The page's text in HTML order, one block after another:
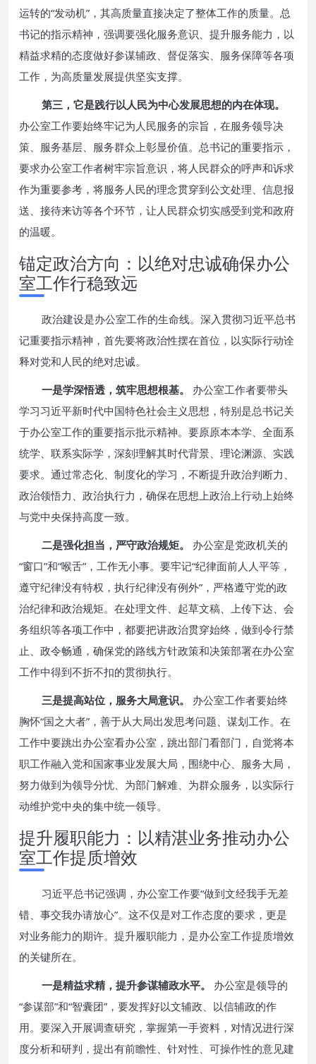
运转的“发动机”，其高质量直接决定了整体工作的质量。总
书记的指示精神，强调要强化服务意识、提升服务能力，以
精益求精的态度做好参谋辅政、督促落实、服务保障等各项
工作，为高质量发展提供坚实支撑。
第三，它是践行以人民为中心发展思想的内在体现。
办公室工作要始终牢记为人民服务的宗旨，在服务领导决
策、服务基层、服务群众上彰显价值。总书记的重要指示，
要求办公室工作者树牢宗旨意识，将人民群众的呼声和诉求
作为重要参考，将服务人民的理念贯穿到公文处理、信息报
送、接待来访等各个环节，让人民群众切实感受到党和政府
的温暖。
锚定政治方向：以绝对忠诚确保办公
室工作行稳致远
政治建设是办公室工作的生命线。深入贯彻习近平总书
记重要指示精神，首先要将政治性摆在首位，以实际行动诠
释对党和人民的绝对忠诚。
一是学深悟透，筑牢思想根基。
办公室工作者要带头
学习习近平新时代中国特色社会主义思想，特别是总书记关
于办公室工作的重要指示批示精神。要原原本本学、全面系
统学、联系实际学，深刻理解其时代背景、理论渊源、实践
要求。通过常态化、制度化的学习，不断提升政治判断力、
政治领悟力、政治执行力，确保在思想上政治上行动上始终
与党中央保持高度一致。
二是强化担当，严守政治规矩。
办公室是党政机关的
“窗口”和“喉舌”，工作无小事。要牢记“纪律面前人人平等，
遵守纪律没有特权，执行纪律没有例外”，严格遵守党的政
治纪律和政治规矩。在处理文件、起草文稿、上传下达、会
务组织等各项工作中，都要把讲政治贯穿始终，做到令行禁
止、政令畅通，确保党的路线方针政策和决策部署在办公室
工作中得到不折不扣的贯彻执行。
三是提高站位，服务大局意识。
办公室工作者要始终
胸怀“国之大者”，善于从大局出发思考问题、谋划工作。在
工作中要跳出办公室看办公室，跳出部门看部门，自觉将本
职工作融入党和国家事业发展大局，围绕中心、服务大局，
努力做到为领导分忧、为部门解难、为群众服务，以实际行
动维护党中央的集中统一领导。
提升履职能力：以精湛业务推动办公
室工作提质增效
习近平总书记强调，办公室工作要“做到文经我手无差
错、事交我办请放心”。这不仅是对工作态度的要求，更是
对业务能力的期许。提升履职能力，是办公室工作提质增效
的关键所在。
一是精益求精，提升参谋辅政水平。
办公室是领导的
“参谋部”和“智囊团”，要发挥好以文辅政、以信辅政的作
用。要深入开展调查研究，掌握第一手资料，对情况进行深
度分析和研判，提出有前瞻性、针对性、可操作性的意见建